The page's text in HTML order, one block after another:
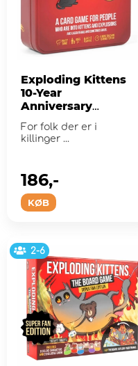
Exploding Kittens
10-Year
Anniversary
For folk der er i
killinger ...
KØB
186,-
2-6